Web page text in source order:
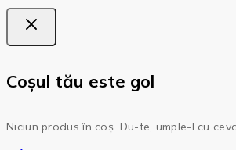
Coșul tău este gol
Niciun produs în coș. Du-te, umple-l cu